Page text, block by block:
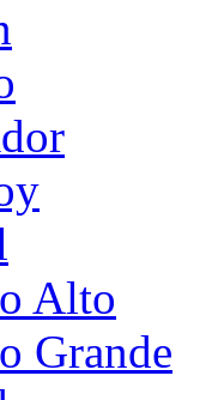
Alto
Grande